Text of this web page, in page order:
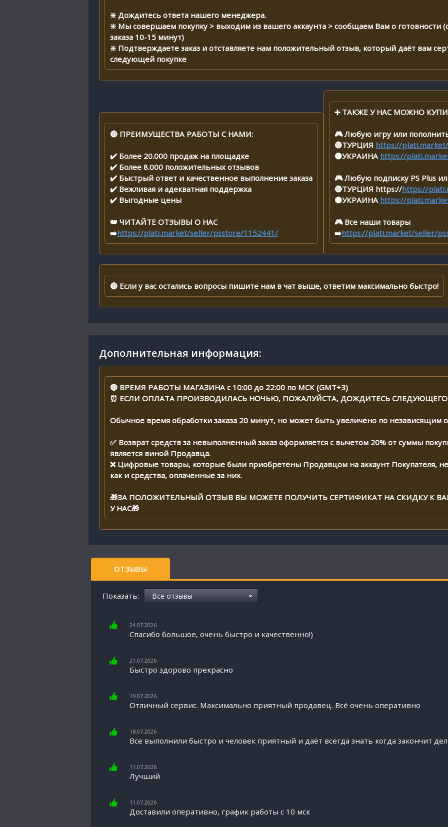
❇️ Дождитесь ответа нашего менеджера.
❇️ Мы совершаем покупку > выходим из вашего аккаунта > сообщаем Вам о готовности
заказа 10-15 минут)
❇️ Подтверждаете заказ и отставляете нам положительный отзыв, который даёт вам
следующей покупке
🔴 ПРЕИМУЩЕСТВА РАБОТЫ С НАМИ:
✔️ Более 20.000 продаж на площадке
✔️ Более 8.000 положительных отзывов
✔️ Быстрый ответ и качественное выполнение заказа
✔️ Вежливая и адекватная поддержка
✔️ Выгодные цены
👑 ЧИТАЙТЕ ОТЗЫВЫ О НАС
➡️https://plati.market/seller/psstore/1152441/
➕ ТАКЖЕ У НАС МОЖНО
🎮 Любую игру или
🔴ТУРЦИЯ https://
🟡УКРАИНА https://
🎮 Любую подписку PS Plus
🔴ТУРЦИЯ https://https://
🟡УКРАИНА https://
🎮 Все наши товары
➡️https://plati.market/seller/
🔴 Если у вас остались вопросы пишите нам в чат выше, ответим максимально быстро!
Дополнительная информация:
🔴 ВРЕМЯ РАБОТЫ МАГАЗИНА с 10:00 до 22:00 по МСК (GMT+3)
⏰ ЕСЛИ ОПЛАТА ПРОИЗВОДИЛАСЬ НОЧЬЮ, ПОЖАЛУЙСТА, ДОЖДИТЕСЬ
Обычное время обработки заказа 20 минут, но может быть увеличено по независящим
✅ Возврат средств за невыполненный заказ оформляется с вычетом 20% от суммы
является виной Продавца.
❌ Цифровые товары, которые были приобретены Продавцом на аккаунт Покупателя,
как и средства, оплаченные за них.
🎁ЗА ПОЛОЖИТЕЛЬНЫЙ ОТЗЫВ ВЫ МОЖЕТЕ ПОЛУЧИТЬ СЕРТИФИКАТ НА СКИДКУ К
У НАС🎁
ОТЗЫВЫ
Показать:
24.07.2026
Спасибо большое, очень быстро и качественно!)
21.07.2026
Быстро здорово прекрасно
19.07.2026
Отличный сервис. Максимально приятный продавец. Всё очень оперативно
18.07.2026
Все выполнили быстро и человек приятный и даёт всегда знать когда закончит
11.07.2026
Лучший
11.07.2026
Доставили оперативно, график работы с 10 мск